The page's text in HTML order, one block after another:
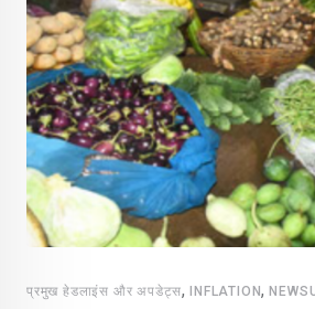
प्रमुख हेडलाइंस और अपडेट्स,INFLATION,